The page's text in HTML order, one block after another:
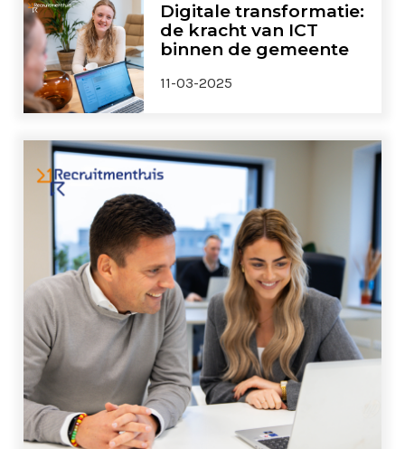
Digitale transformatie:
de kracht van ICT
binnen de gemeente
11-03-2025